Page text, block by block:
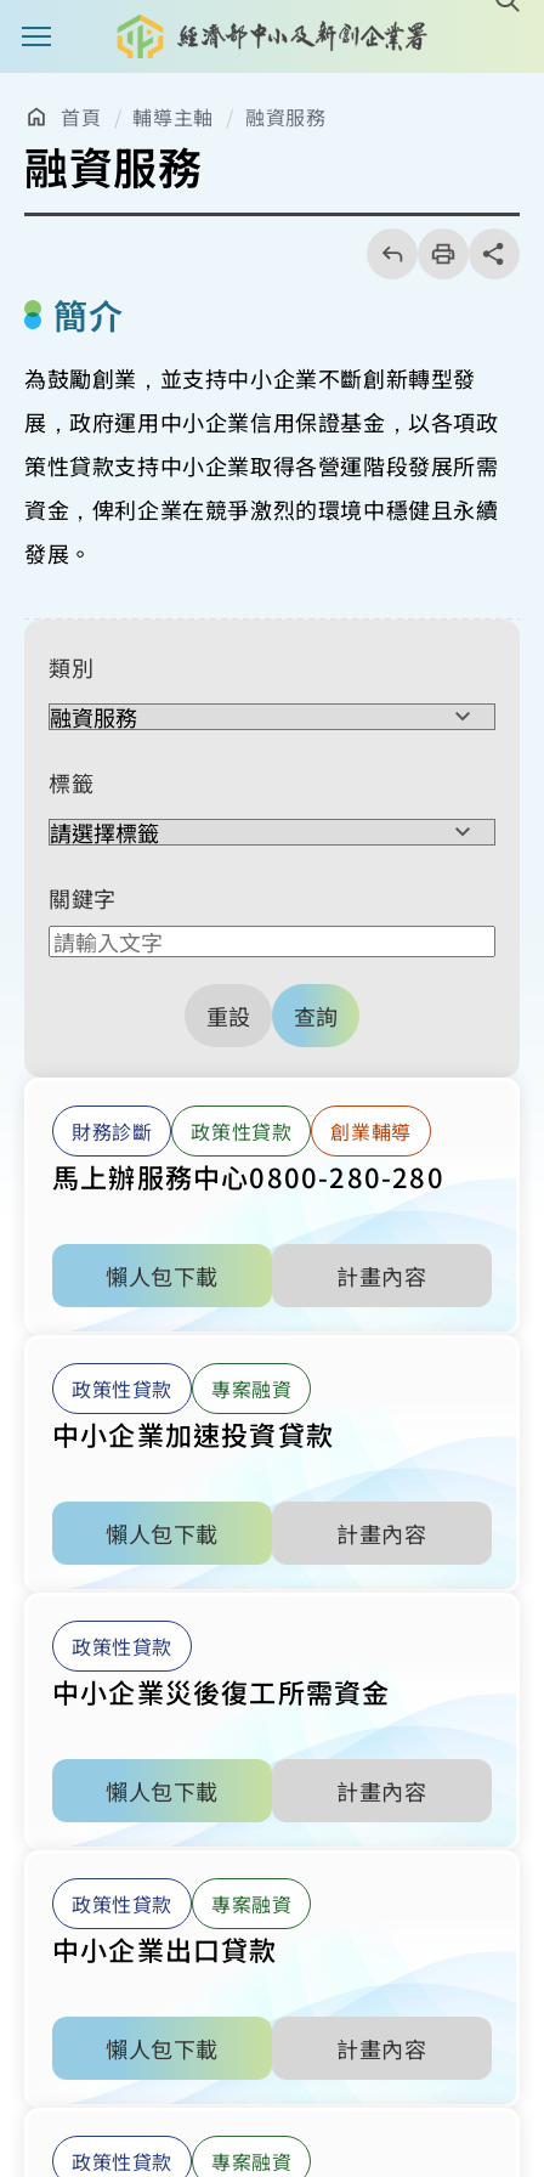
主選單案扭
首頁 輔導主軸 融資服務
融資服務
回
上
一
頁
列
印
share分享
簡介
為鼓勵創業，並支持中小企業不斷創新轉型發
展，政府運用中小企業信用保證基金，以各項政
策性貸款支持中小企業取得各營運階段發展所需
資金，俾利企業在競爭激烈的環境中穩健且永續
發展。
類別
標籤
關鍵字
重設 查詢
財務診斷 政策性貸款 創業輔導
馬上辦服務中心0800-280-280
懶人包下載 計畫內容
政策性貸款 專案融資
中小企業加速投資貸款
懶人包下載 計畫內容
政策性貸款
中小企業災後復工所需資金
懶人包下載 計畫內容
政策性貸款 專案融資
中小企業出口貸款
懶人包下載 計畫內容
政策性貸款 專案融資